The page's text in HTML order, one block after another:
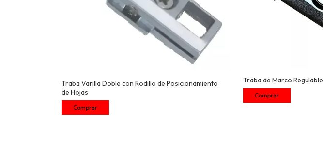
Traba Varilla Doble con Rodillo de Posicionamiento
de Hojas
Traba de Marco Regulable